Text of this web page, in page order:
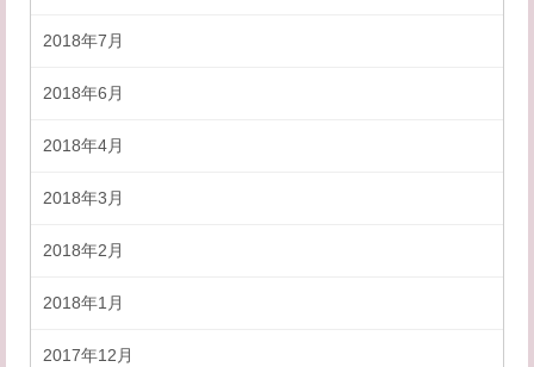
2018年7月
2018年6月
2018年4月
2018年3月
2018年2月
2018年1月
2017年12月